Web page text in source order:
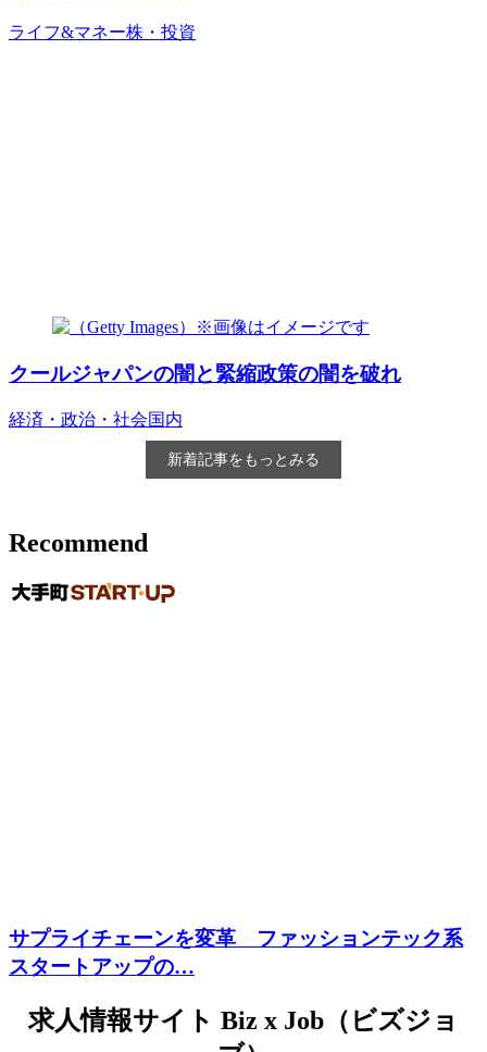
ライフ&マネー株・投資
クールジャパンの闇と緊縮政策の闇を破れ
経済・政治・社会国内
新着記事をもっとみる
Recommend
サプライチェーンを変革 ファッションテック系
スタートアップの…
求人情報サイト Biz x Job（ビズジョ